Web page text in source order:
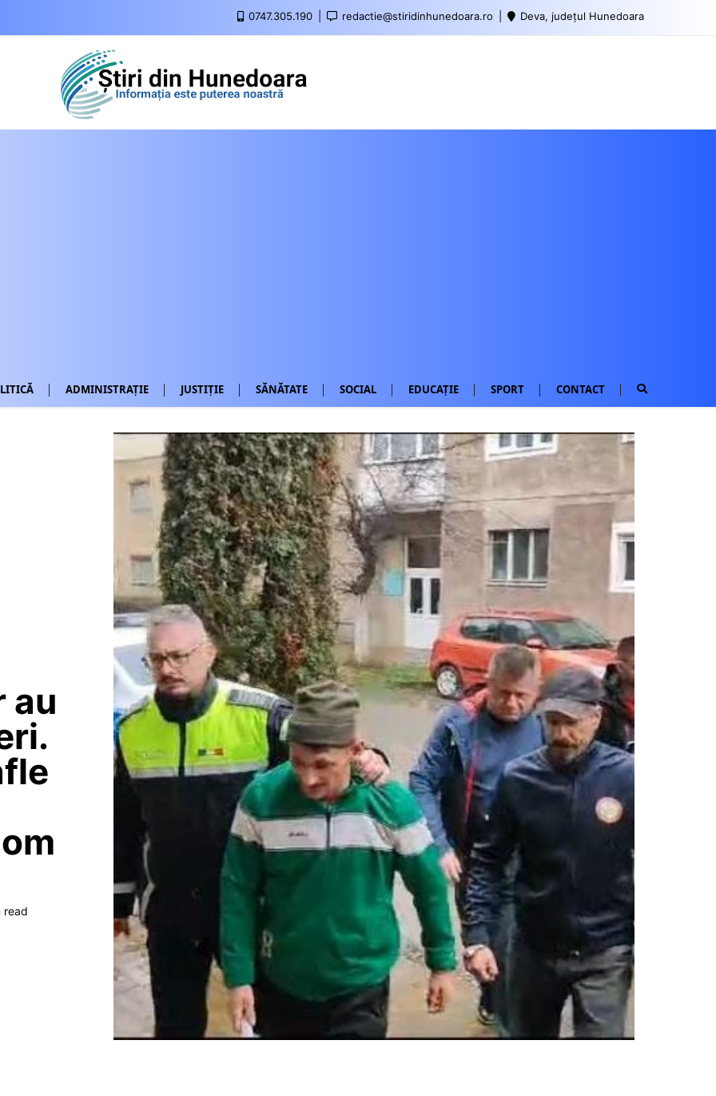
0747.305.190 redactie@stiridinhunedoara.ro Deva, județul Hunedoara
ADMINISTRAȚIE JUSTIȚIE SĂNĂTATE SOCIAL EDUCAȚIE SPORT CONTACT
au
read